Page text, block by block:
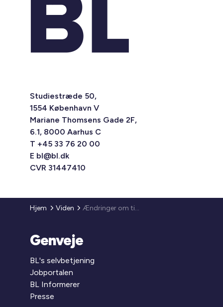
Studiestræde 50,
1554 København V
Mariane Thomsens Gade 2F,
6.1, 8000 Aarhus C
T +45 33 76 20 00
E bl@bl.dk
CVR 31447410
Hjem Viden Ændringer om tidsbegrænsede og midlertidige ansatte ejendomsfunktionærer
Genveje
BL's selvbetjening
Jobportalen
BL Informerer
Presse